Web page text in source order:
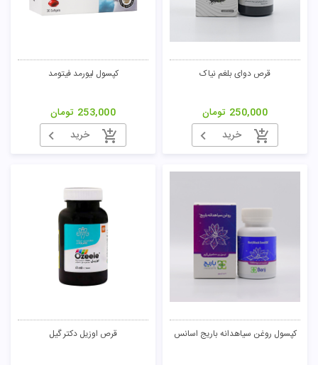
قرص دوای بلغم نیاک
250,000 تومان
خرید
کپسول لیورمد فیتومد
253,000 تومان
خرید
کپسول روغن سیاهدانه باریج اسانس قرص اوزیل دکتر گیل